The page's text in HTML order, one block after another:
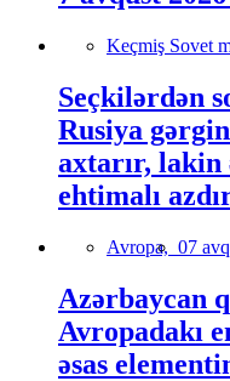
Keçmiş Sovet
Seçkilərdən
Rusiya
axtarır, lakin
ehtimalı
Avropa, 07
Azərbaycan
Avropadakı
əsas